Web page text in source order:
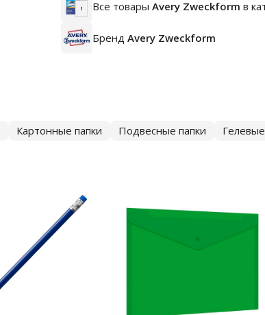
Все товары Avery Zweckform в
Бренд Avery Zweckform
Картонные папки Подвесные папки